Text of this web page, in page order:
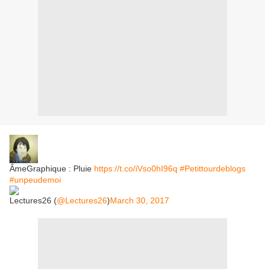
ÂmeGraphique : Pluie https://t.co/iVso0hI96q #Petittourdeblogs
#unpeudemoi
Lectures26 (@Lectures26)March 30, 2017